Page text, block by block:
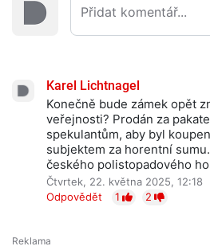
Karel Lichtnagel
Konečně bude zámek opět
veřejnosti? Prodán za
spekulantům, aby byl
subjektem za horentní
českého polistopadového
Čtvrtek, 22. května 2025, 12:18
Odpovědět
1 2